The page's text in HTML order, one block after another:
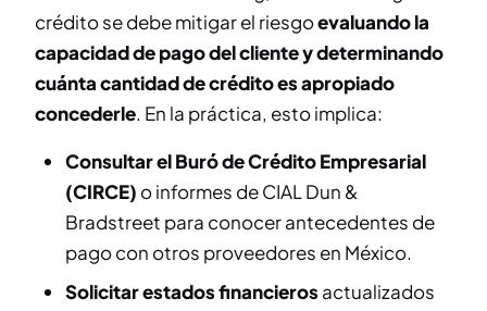
crédito se debe mitigar el riesgoevaluando la
capacidad de pago del cliente y determinando
cuánta cantidad de crédito es apropiado
concederle. En la práctica, esto implica:
Consultar el Buró de Crédito Empresarial
(CIRCE) o informes de CIAL Dun &
Bradstreet para conocer antecedentes de
pago con otros proveedores en México.
Solicitar estados financierosactualizados